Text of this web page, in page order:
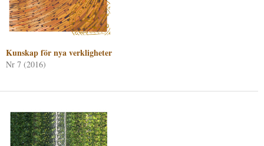
Kunskap för nya verkligheter
Nr 7 (2016)